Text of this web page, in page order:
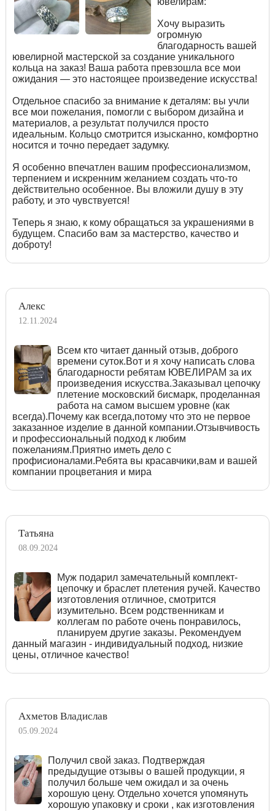
Хочу выразить
огромную
благодарность вашей
ювелирной мастерской за создание уникального
кольца на заказ! Ваша работа превзошла все мои
ожидания — это настоящее произведение искусства!
Отдельное спасибо за внимание к деталям: вы учли
все мои пожелания, помогли с выбором дизайна и
материалов, а результат получился просто
идеальным. Кольцо смотрится изысканно, комфортно
носится и точно передает задумку.
Я особенно впечатлен вашим профессионализмом,
терпением и искренним желанием создать что-то
действительно особенное. Вы вложили душу в эту
работу, и это чувствуется!
Теперь я знаю, к кому обращаться за украшениями в
будущем. Спасибо вам за мастерство, качество и
доброту!
Алекс
12.11.2024
Всем кто читает данный отзыв, доброго
времени суток.Вот и я хочу написать слова
благодарности ребятам ЮВЕЛИРАМ за их
произведения искусства.Заказывал цепочку
плетение московский бисмарк, проделанная
работа на самом высшем уровне (как
всегда).Почему как всегда,потому что это не первое
заказанное изделие в данной компании.Отзывчивость
и профессиональный подход к любим
пожеланиям.Приятно иметь дело с
профисионалами.Ребята вы красавчики,вам и вашей
компании процветания и мира
Татьяна
08.09.2024
Муж подарил замечательный комплект-
цепочку и браслет плетения ручей. Качество
изготовления отличное, смотрится
изумительно. Всем родственникам и
коллегам по работе очень понравилось,
планируем другие заказы. Рекомендуем
данный магазин - индивидуальный подход, низкие
цены, отличное качество!
Ахметов Владислав
05.09.2024
Получил свой заказ. Подтверждая
предыдущие отзывы о вашей продукции, я
получил больше чем ожидал и за очень
хорошую цену. Отдельно хочется упомянуть
хорошую упаковку и сроки , как изготовления